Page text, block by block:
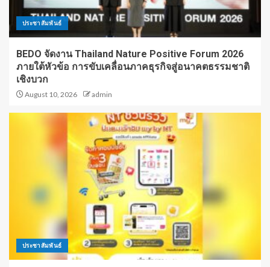
ประชาสัมพันธ์
BEDO จัดงาน Thailand Nature Positive Forum 2026
ภายใต้หัวข้อ การขับเคลื่อนภาคธุรกิจสู่อนาคตธรรมชาติ
เชิงบวก
August 10, 2026 admin
ประชาสัมพันธ์